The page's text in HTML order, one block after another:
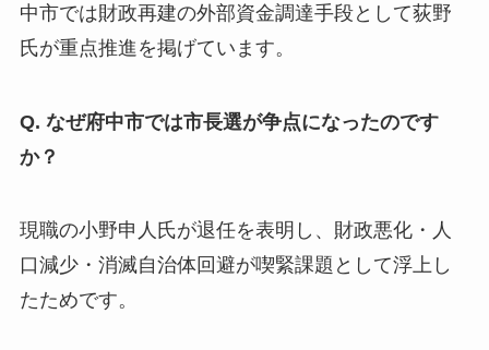
中市では財政再建の外部資金調達手段として荻野
氏が重点推進を掲げています。
Q. なぜ府中市では市長選が争点になったのです
か？
現職の小野申人氏が退任を表明し、財政悪化・人
口減少・消滅自治体回避が喫緊課題として浮上し
たためです。